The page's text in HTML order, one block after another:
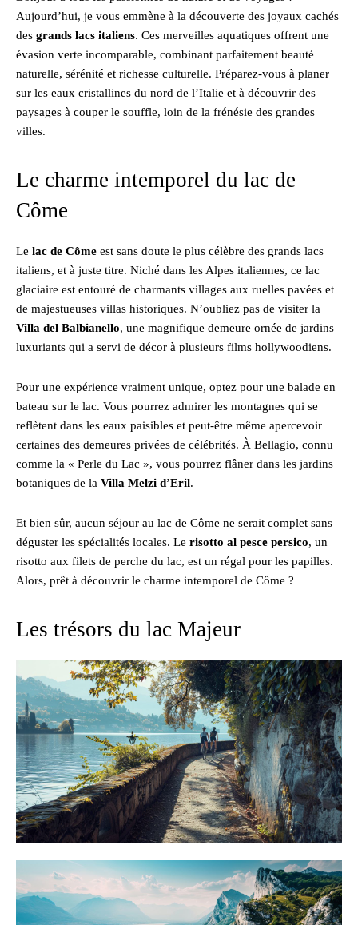
Aujourd’hui, je vous emmène à la découverte des joyaux cachés
des grands lacs italiens. Ces merveilles aquatiques offrent une
évasion verte incomparable, combinant parfaitement beauté
naturelle, sérénité et richesse culturelle. Préparez-vous à planer
sur les eaux cristallines du nord de l’Italie et à découvrir des
paysages à couper le souffle, loin de la frénésie des grandes
villes.
Le charme intemporel du lac de
Côme
Le lac de Côme est sans doute le plus célèbre des grands lacs
italiens, et à juste titre. Niché dans les Alpes italiennes, ce lac
glaciaire est entouré de charmants villages aux ruelles pavées et
de majestueuses villas historiques. N’oubliez pas de visiter la
Villa del Balbianello, une magnifique demeure ornée de jardins
luxuriants qui a servi de décor à plusieurs films hollywoodiens.
Pour une expérience vraiment unique, optez pour une balade en
bateau sur le lac. Vous pourrez admirer les montagnes qui se
reflètent dans les eaux paisibles et peut-être même apercevoir
certaines des demeures privées de célébrités. À Bellagio, connu
comme la « Perle du Lac », vous pourrez flâner dans les jardins
botaniques de la Villa Melzi d’Eril.
Et bien sûr, aucun séjour au lac de Côme ne serait complet sans
déguster les spécialités locales. Le risotto al pesce persico, un
risotto aux filets de perche du lac, est un régal pour les papilles.
Alors, prêt à découvrir le charme intemporel de Côme ?
Les trésors du lac Majeur